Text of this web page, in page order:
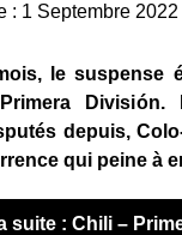
: 1 Septembre 2022
le suspense
División.
depuis,
qui peine à
suite : Chili –